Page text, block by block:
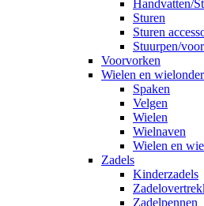
Handvatten/
Sturen
Sturen
Stuurpen/
Voorvorken
Wielen en
Spaken
Velgen
Wielen
Wielnaven
Wielen en
Zadels
Kinderzadels
Zadelpennen